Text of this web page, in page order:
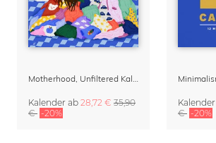
Motherhood, Unfiltered Kalender 2027 | Humorvolle Illustrationen über das Muttersein
Kalender ab 28,72 € 35,90
€ -20%
Kalender
€ -20%